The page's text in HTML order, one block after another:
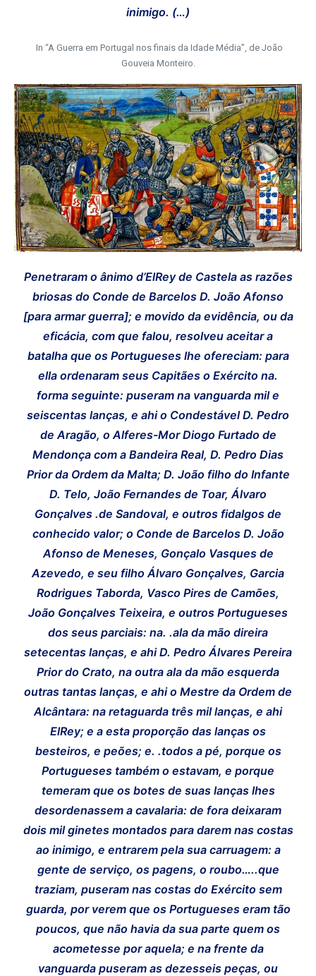
inimigo. (…)
In “A Guerra em Portugal nos finais da Idade Média”, de João
Gouveia Monteiro.
Penetraram o ânimo d’ElRey de Castela as razões
briosas do Conde de Barcelos D. João Afonso
[para armar guerra]; e movido da evidência, ou da
eficácia, com que falou, resolveu aceitar a
batalha que os Portugueses lhe ofereciam: para
ella ordenaram seus Capitães o Exército na.
forma seguinte: puseram na vanguarda mil e
seiscentas lanças, e ahi o Condestável D. Pedro
de Aragão, o Alferes-Mor Diogo Furtado de
Mendonça com a Bandeira Real, D. Pedro Dias
Prior da Ordem da Malta; D. João filho do Infante
D. Telo, João Fernandes de Toar, Álvaro
Gonçalves .de Sandoval, e outros fidalgos de
conhecido valor; o Conde de Barcelos D. João
Afonso de Meneses, Gonçalo Vasques de
Azevedo, e seu filho Álvaro Gonçalves, Garcia
Rodrigues Taborda, Vasco Pires de Camões,
João Gonçalves Teixeira, e outros Portugueses
dos seus parciais: na. .ala da mão direira
setecentas lanças, e ahi D. Pedro Álvares Pereira
Prior do Crato, na outra ala da mão esquerda
outras tantas lanças, e ahi o Mestre da Ordem de
Alcântara: na retaguarda três mil lanças, e ahi
ElRey; e a esta proporção das lanças os
besteiros, e peões; e. .todos a pé, porque os
Portugueses também o estavam, e porque
temeram que os botes de suas lanças lhes
desordenassem a cavalaria: de fora deixaram
dois mil ginetes montados para darem nas costas
ao inimigo, e entrarem pela sua carruagem: a
gente de serviço, os pagens, o roubo…..que
traziam, puseram nas costas do Exército sem
guarda, por verem que os Portugueses eram tão
poucos, que não havia da sua parte quem os
acometesse por aquela; e na frente da
vanguarda puseram as dezesseis peças, ou